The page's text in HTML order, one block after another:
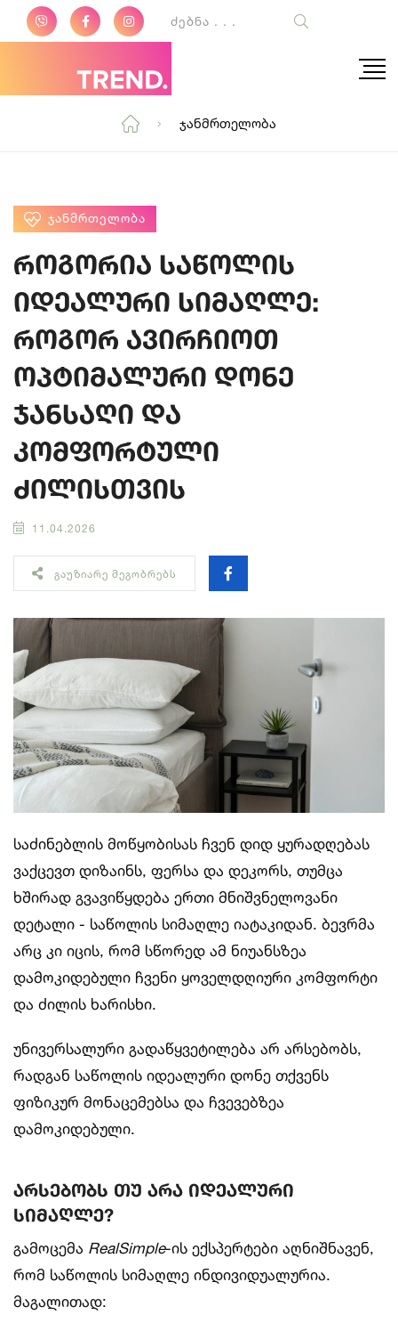
Ჯანმრთელობა
ᲯᲐᲜᲛᲠᲗᲔᲚᲝᲑᲐ
როგორია საწოლის
იდეალური სიმაღლე:
როგორ ავირჩიოთ
ოპტიმალური დონე
ჯანსაღი და
კომფორტული
ძილისთვის
11.04.2026
ᲒᲐᲣᲖᲘᲐᲠᲔ ᲛᲔᲒᲝᲑᲠᲔᲑᲡ
საძინებლის მოწყობისას ჩვენ დიდ ყურადღებას
ვაქცევთ დიზაინს, ფერსა და დეკორს, თუმცა
ხშირად გვავიწყდება ერთი მნიშვნელოვანი
დეტალი - საწოლის სიმაღლე იატაკიდან. ბევრმა
არც კი იცის, რომ სწორედ ამ ნიუანსზეა
დამოკიდებული ჩვენი ყოველდღიური კომფორტი
და ძილის ხარისხი.
უნივერსალური გადაწყვეტილება არ არსებობს,
რადგან საწოლის იდეალური დონე თქვენს
ფიზიკურ მონაცემებსა და ჩვევებზეა
დამოკიდებული.
არსებობს თუ არა იდეალური
სიმაღლე?
გამოცემა RealSimple-ის ექსპერტები აღნიშნავენ,
რომ საწოლის სიმაღლე ინდივიდუალურია.
მაგალითად: